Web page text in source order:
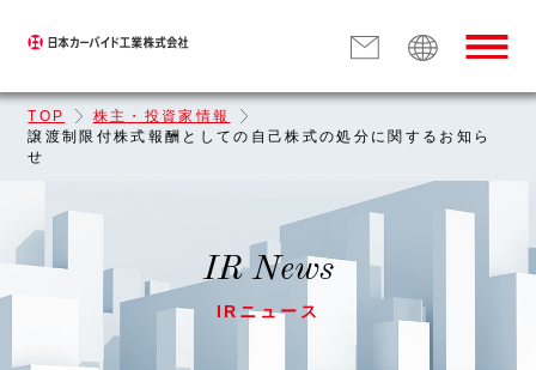
TOP
株主・投資家情報
譲渡制限付株式報酬としての自己株式の処分に関するお知ら
せ
IR News
IRニュース